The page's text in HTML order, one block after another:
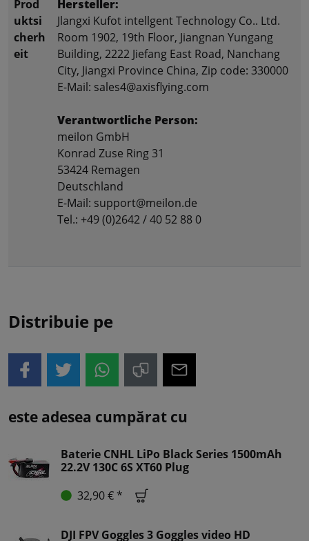
Prod
uktsi
cherh
eit
Hersteller:
Jlangxi Kufot intellgent Technology Co.. Ltd.
Room 1902, 19th Floor, Jiangnan Yungang
Building, 2222 Jiefang East Road, Nanchang
City, Jiangxi Province China, Zip code: 330000
E-Mail: sales4@axisflying.com
Verantwortliche Person:
meilon GmbH
Konrad Zuse Ring 31
53424 Remagen
Deutschland
E-Mail: support@meilon.de
Tel.: +49 (0)2642 / 40 52 88 0
Distribuie pe
este adesea cumpărat cu
Baterie CNHL LiPo Black Series 1500mAh
22.2V 130C 6S XT60 Plug
32,90 € *
DJI FPV Goggles 3 Goggles video HD